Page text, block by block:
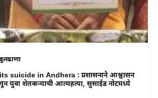
suicide in Andhera : प्रशासनाने आश्वासन
युवा शेतकऱ्याची आत्महत्या, सुसाईड नोटमध्ये